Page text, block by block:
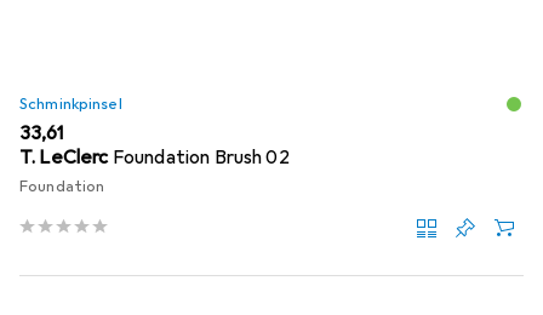
Schminkpinsel
EUR
33,61
T. LeClerc Foundation Brush 02
Foundation